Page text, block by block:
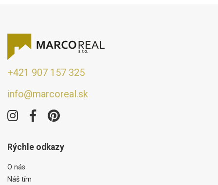
+421 907 157 325
info@marcoreal.sk
Rýchle odkazy
O nás
Náš tím